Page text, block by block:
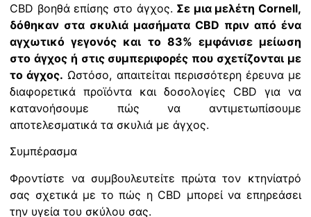
CBD βοηθά επίσης στο άγχος. Σε μια μελέτη Cornell,
δόθηκαν στα σκυλιά μασήματα CBD πριν από ένα
αγχωτικό γεγονός και το 83% εμφάνισε μείωση
στο άγχος ή στις συμπεριφορές που σχετίζονται με
το άγχος. Ωστόσο, απαιτείται περισσότερη έρευνα με
διαφορετικά προϊόντα και δοσολογίες CBD για να
κατανοήσουμε πώς να αντιμετωπίσουμε
αποτελεσματικά τα σκυλιά με άγχος.
Συμπέρασμα
Φροντίστε να συμβουλευτείτε πρώτα τον κτηνίατρό
σας σχετικά με το πώς η CBD μπορεί να επηρεάσει
την υγεία του σκύλου σας.